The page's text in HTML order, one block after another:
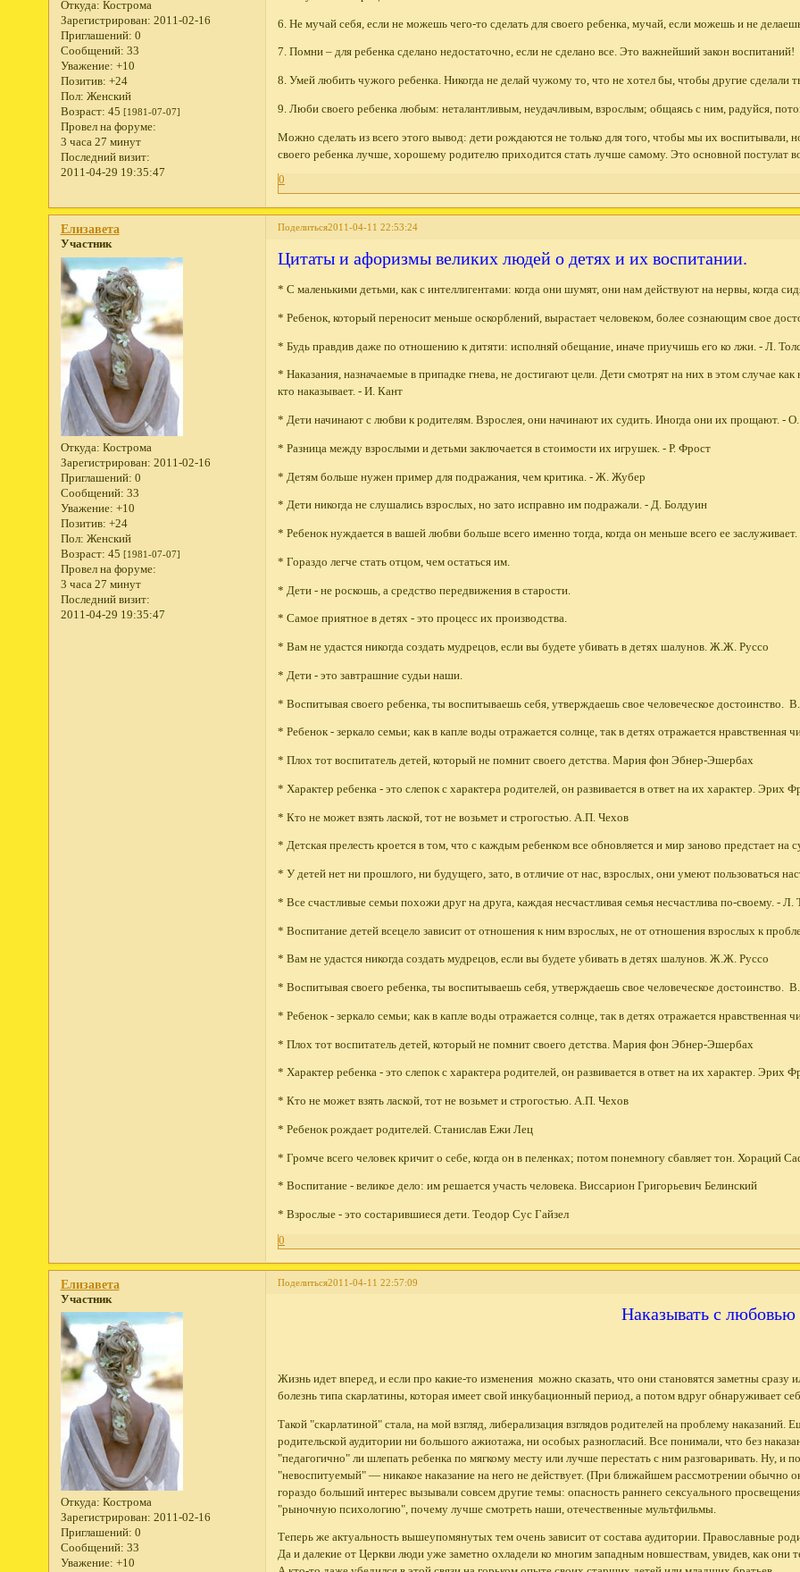
Откуда: Кострома
Зарегистрирован: 2011-02-16
Приглашений: 0
Сообщений: 33
Уважение: +10
Позитив: +24
Пол: Женский
Возраст: 45 [1981-07-07]
Провел на форуме:
3 часа 27 минут
Последний визит:
2011-04-29 19:35:47
6. Не мучай себя, если не можешь чего-то сделать для своего ребенка, мучай, если можешь и не
7. Помни – для ребенка сделано недостаточно, если не сделано все. Это важнейший закон воспитаний!
8. Умей любить чужого ребенка. Никогда не делай чужому то, что не хотел бы, чтобы другие сделали
9. Люби своего ребенка любым: неталантливым, неудачливым, взрослым; общаясь с ним, радуйся,
Можно сделать из всего этого вывод: дети рождаются не только для того, чтобы мы их воспитывали,
своего ребенка лучше, хорошему родителю приходится стать лучше самому. Это основной постулат
0
Поделиться2011-04-11 22:53:24
Елизавета
Участник
Откуда: Кострома
Зарегистрирован: 2011-02-16
Приглашений: 0
Сообщений: 33
Уважение: +10
Позитив: +24
Пол: Женский
Возраст: 45 [1981-07-07]
Провел на форуме:
3 часа 27 минут
Последний визит:
2011-04-29 19:35:47
Цитаты и афоризмы великих людей о детях и их воспитании.
* С маленькими детьми, как с интеллигентами: когда они шумят, они нам действуют на нервы, когда
* Ребенок, который переносит меньше оскорблений, вырастает человеком, более сознающим свое
* Будь правдив даже по отношению к дитяти: исполняй обещание, иначе приучишь его ко лжи. - Л.
* Наказания, назначаемые в припадке гнева, не достигают цели. Дети смотрят на них в этом случае
кто наказывает. - И. Кант
* Дети начинают с любви к родителям. Взрослея, они начинают их судить. Иногда они их прощают. -
* Разница между взрослыми и детьми заключается в стоимости их игрушек. - Р. Фрост
* Детям больше нужен пример для подражания, чем критика. - Ж. Жубер
* Дети никогда не слушались взрослых, но зато исправно им подражали. - Д. Болдуин
* Ребенок нуждается в вашей любви больше всего именно тогда, когда он меньше всего ее
* Гораздо легче стать отцом, чем остаться им.
* Дети - не роскошь, а средство передвижения в старости.
* Самое приятное в детях - это процесс их производства.
* Вам не удастся никогда создать мудрецов, если вы будете убивать в детях шалунов. Ж.Ж. Руссо
* Дети - это завтрашние судьи наши.
* Воспитывая своего ребенка, ты воспитываешь себя, утверждаешь свое человеческое достоинство.
* Ребенок - зеркало семьи; как в капле воды отражается солнце, так в детях отражается
* Плох тот воспитатель детей, который не помнит своего детства. Мария фон Эбнер-Эшербах
* Характер ребенка - это слепок с характера родителей, он развивается в ответ на их характер. Эрих
* Кто не может взять лаской, тот не возьмет и строгостью. А.П. Чехов
* Детская прелесть кроется в том, что с каждым ребенком все обновляется и мир заново предстает на
* У детей нет ни прошлого, ни будущего, зато, в отличие от нас, взрослых, они умеют пользоваться
* Все счастливые семьи похожи друг на друга, каждая несчастливая семья несчастлива по-своему. - Л.
* Воспитание детей всецело зависит от отношения к ним взрослых, не от отношения взрослых к
* Вам не удастся никогда создать мудрецов, если вы будете убивать в детях шалунов. Ж.Ж. Руссо
* Воспитывая своего ребенка, ты воспитываешь себя, утверждаешь свое человеческое достоинство.
* Ребенок - зеркало семьи; как в капле воды отражается солнце, так в детях отражается
* Плох тот воспитатель детей, который не помнит своего детства. Мария фон Эбнер-Эшербах
* Характер ребенка - это слепок с характера родителей, он развивается в ответ на их характер. Эрих
* Кто не может взять лаской, тот не возьмет и строгостью. А.П. Чехов
* Ребенок рождает родителей. Станислав Ежи Лец
* Громче всего человек кричит о себе, когда он в пеленках; потом понемногу сбавляет тон. Хораций
* Воспитание - великое дело: им решается участь человека. Виссарион Григорьевич Белинский
* Взрослые - это состарившиеся дети. Теодор Сус Гайзел
0
Поделиться2011-04-11 22:57:09
Елизавета
Участник
Откуда: Кострома
Зарегистрирован: 2011-02-16
Приглашений: 0
Сообщений: 33
Уважение: +10
Наказывать с любовью
Жизнь идет вперед, и если про какие-то изменения можно сказать, что они становятся заметны сразу
болезнь типа скарлатины, которая имеет свой инкубационный период, а потом вдруг обнаруживает
Такой "скарлатиной" стала, на мой взгляд, либерализация взглядов родителей на проблему
родительской аудитории ни большого ажиотажа, ни особых разногласий. Все понимали, что без
"педагогично" ли шлепать ребенка по мягкому месту или лучше перестать с ним разговаривать. Ну, и
"невоспитуемый" — никакое наказание на него не действует. (При ближайшем рассмотрении обычно
гораздо больший интерес вызывали совсем другие темы: опасность раннего сексуального
"рыночную психологию", почему лучше смотреть наши, отечественные мультфильмы.
Теперь же актуальность вышеупомянутых тем очень зависит от состава аудитории. Православные
Да и далекие от Церкви люди уже заметно охладели ко многим западным новшествам, увидев, как они